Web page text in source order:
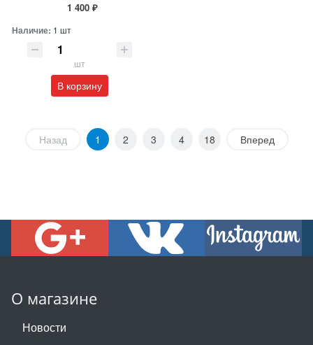
1 400 ₽
Наличие: 1 шт
шт
В корзину
Назад 1 2 3 4 18 Вперед
О магазине
Новости